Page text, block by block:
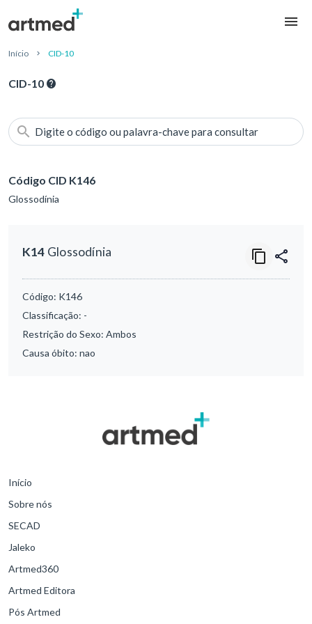
Início CID-10
CID-10
Digite o código ou palavra-chave para consultar
Código CID K146
Glossodínia
K14 Glossodínia
Código: K146
Classificação: -
Restrição do Sexo: Ambos
Causa óbito: nao
Início
Sobre nós
SECAD
Jaleko
Artmed360
Artmed Editora
Pós Artmed